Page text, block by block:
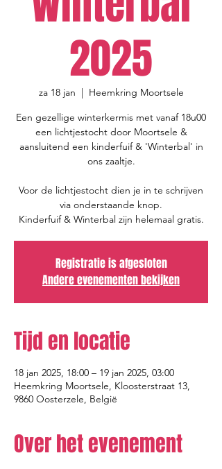
2025
za 18 jan
  |
Heemkring Moortsele
Een gezellige winterkermis met vanaf 18u00
een lichtjestocht door Moortsele &
aansluitend een kinderfuif & 'Winterbal' in
ons zaaltje.
Voor de lichtjestocht dien je in te schrijven
via onderstaande knop.
Kinderfuif & Winterbal zijn helemaal gratis.
Registratie is afgesloten
Andere evenementen bekijken
Tijd en locatie
18 jan 2025, 18:00 – 19 jan 2025, 03:00
Heemkring Moortsele, Kloosterstraat 13,
9860 Oosterzele, België
Over het evenement